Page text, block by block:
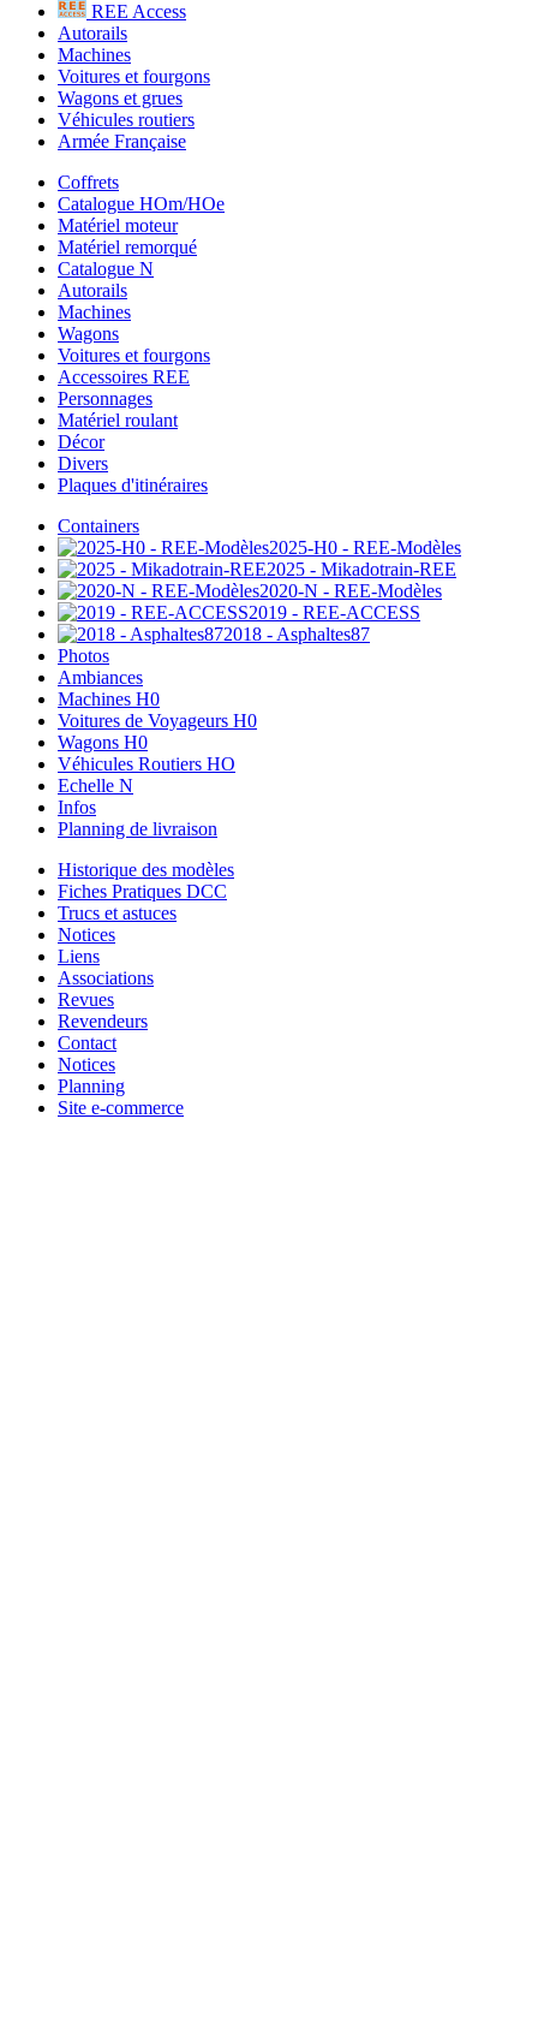
REE Access
Autorails
Machines
Voitures et fourgons
Wagons et grues
Véhicules routiers
Armée Française
Coffrets
Catalogue HOm/HOe
Matériel moteur
Matériel remorqué
Catalogue N
Autorails
Machines
Wagons
Voitures et fourgons
Accessoires REE
Personnages
Matériel roulant
Décor
Divers
Plaques d'itinéraires
Containers
2025-H0 - REE-Modèles
2025 - Mikadotrain-REE
2020-N - REE-Modèles
2019 - REE-ACCESS
2018 - Asphaltes87
Photos
Ambiances
Machines H0
Voitures de Voyageurs H0
Wagons H0
Véhicules Routiers HO
Echelle N
Infos
Planning de livraison
Historique des modèles
Fiches Pratiques DCC
Trucs et astuces
Notices
Liens
Associations
Revues
Revendeurs
Contact
Notices
Planning
Site e-commerce